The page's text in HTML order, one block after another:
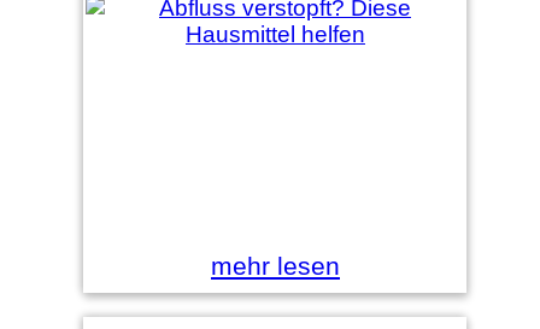
mehr lesen